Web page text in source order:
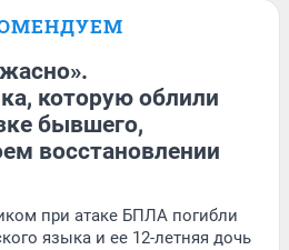
которую облили
бывшего,
восстановлении
при атаке БПЛА погибли
языка и ее 12-летняя дочь